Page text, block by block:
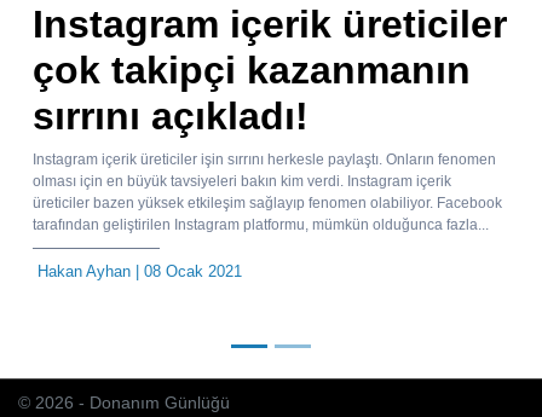
Instagram içerik üreticiler
çok takipçi kazanmanın
sırrını açıkladı!
Instagram içerik üreticiler işin sırrını herkesle paylaştı. Onların fenomen
olması için en büyük tavsiyeleri bakın kim verdi. Instagram içerik
üreticiler bazen yüksek etkileşim sağlayıp fenomen olabiliyor. Facebook
tarafından geliştirilen Instagram platformu, mümkün olduğunca fazla...
Hakan Ayhan | 08 Ocak 2021
© 2026 - Donanım Günlüğü